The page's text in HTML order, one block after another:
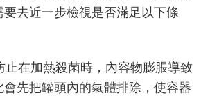
去近一步檢視是否滿足以下條
止在加熱殺菌時，內容物膨脹導致
先把罐頭內的氣體排除，使容器